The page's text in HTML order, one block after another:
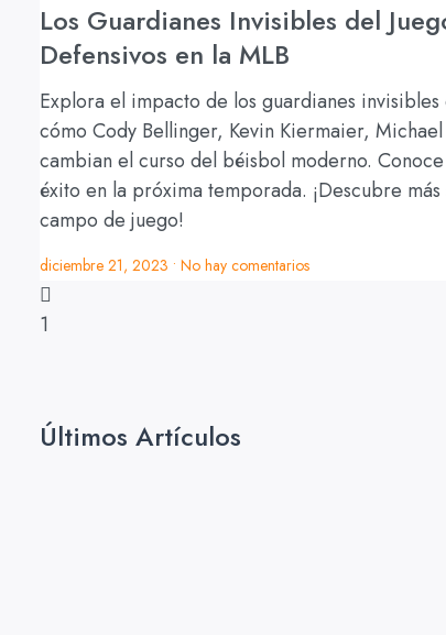
Los Guardianes Invisibles del
Defensivos en la MLB
Explora el impacto de los guardianes
cómo Cody Bellinger, Kevin Kiermaier,
cambian el curso del béisbol moderno.
éxito en la próxima temporada. ¡Descubre
campo de juego!
diciembre 21, 2023 No hay comentarios
Últimos Artículos